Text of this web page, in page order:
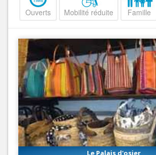
Ouverts Mobilité réduite Famille
Le Palais d'osier